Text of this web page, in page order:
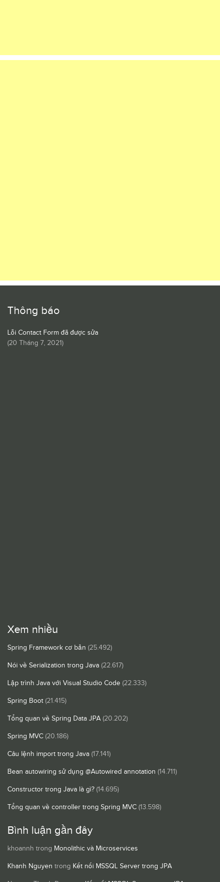
Thông báo
Lỗi Contact Form đã được sửa
(20 Tháng 7, 2021)
Xem nhiều
Spring Framework cơ bản (25.492)
Nói về Serialization trong Java (22.617)
Lập trình Java với Visual Studio Code (22.333)
Spring Boot (21.415)
Tổng quan về Spring Data JPA (20.202)
Spring MVC (20.186)
Câu lệnh import trong Java (17.141)
Bean autowiring sử dụng @Autowired annotation (14.711)
Constructor trong Java là gì? (14.695)
Tổng quan về controller trong Spring MVC (13.598)
Bình luận gần đây
khoannh trong Monolithic và Microservices
Khanh Nguyen trong Kết nối MSSQL Server trong JPA